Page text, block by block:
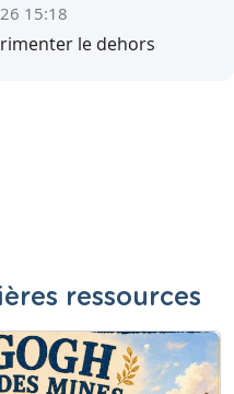
15:18
le dehors
ressources